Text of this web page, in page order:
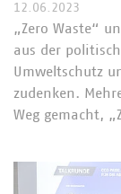
12.06.2023
„Zero Waste“
aus der
Umweltschutz
zudenken.
Weg gemacht,